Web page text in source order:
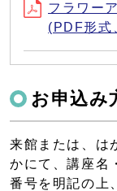
フラワー
(PDF形式
お申込み
来館または、は
かにて、講座名
番号を明記の上